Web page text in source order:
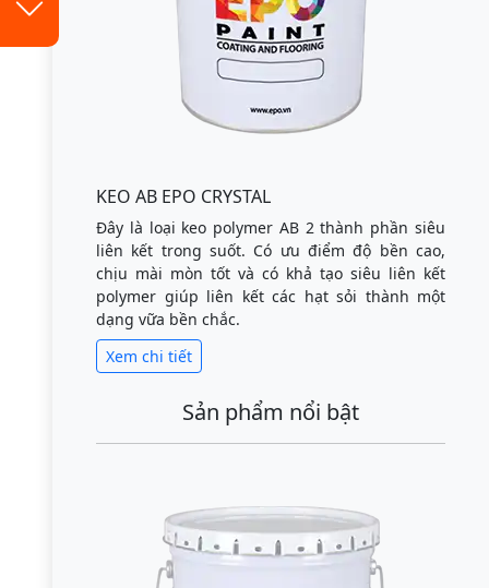
KEO AB EPO CRYSTAL
Đây là loại keo polymer AB 2 thành phần siêu
liên kết trong suốt. Có ưu điểm độ bền cao,
chịu mài mòn tốt và có khả tạo siêu liên kết
polymer giúp liên kết các hạt sỏi thành một
dạng vữa bền chắc.
Xem chi tiết
Sản phẩm nổi bật